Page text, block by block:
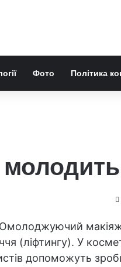
Фото Політика
молодить
Омолоджуючий
(ліфтингу). У
допоможуть